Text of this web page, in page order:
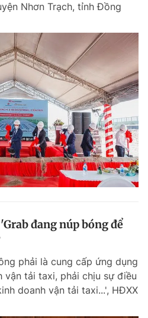
Nhơn Trạch, tỉnh Đồng
đang núp bóng để
phải là cung cấp ứng dụng
vận tải taxi, phải chịu sự điều
doanh vận tải taxi...', HĐXX